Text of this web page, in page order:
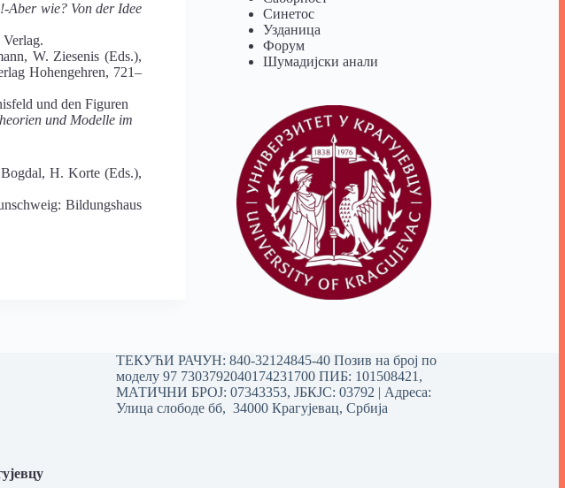
Aber wie? Von der Idee
W. Ziesenis (Eds.),
Hohengehren, 721–
und den Figuren
und Modelle im
H. Korte (Eds.),
Bildungshaus
Синетос
Узданица
Форум
Шумадијски анали
ТЕКУЋИ РАЧУН: 840-32124845-40 Позив на број по
моделу 97 7303792040174231700ПИБ: 101508421,
МАТИЧНИ БРОЈ: 07343353, ЈБКЈС: 03792 | Aдреса:
Улица слободе бб, 34000 Крагујевац, Србија